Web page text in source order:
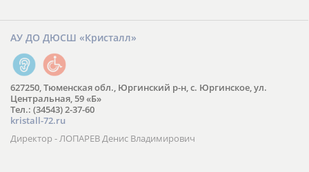
АУ ДО ДЮСШ «Кристалл»
627250, Тюменская обл., Юргинский р-н, с. Юргинское, ул.
Центральная, 59 «Б»
Тел.: (34543) 2-37-60
kristall-72.ru
Директор - ЛОПАРЕВ Денис Владимирович